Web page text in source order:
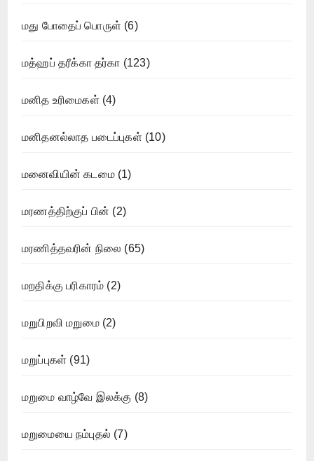
மது போதைப் பொருள் (6)
மத்ஹப் தரீக்கா தர்கா (123)
மனித உரிமைகள் (4)
மனிதனல்லாத படைப்புகள் (10)
மனைவியின் கடமை(1)
மரணத்திற்குப் பின் (2)
மரணித்தவரின் நிலை (65)
மறதிக்கு பரிகாரம் (2)
மறுபிறவி மறுமை(2)
மறுப்புகள் (91)
மறுமை வாழ்வே இலக்கு (8)
மறுமையை நம்புதல் (7)